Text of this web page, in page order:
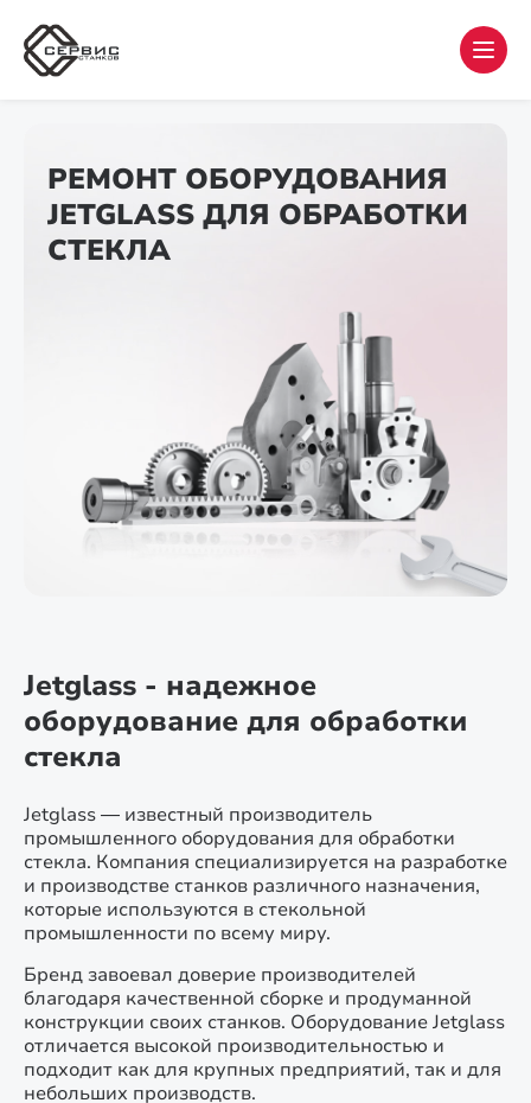
РЕМОНТ ОБОРУДОВАНИЯ
JETGLASS ДЛЯ ОБРАБОТКИ
СТЕКЛА
Jetglass - надежное
оборудование для обработки
стекла
Jetglass — известный производитель
промышленного оборудования для обработки
стекла. Компания специализируется на разработке
и производстве станков различного назначения,
которые используются в стекольной
промышленности по всему миру.
Бренд завоевал доверие производителей
благодаря качественной сборке и продуманной
конструкции своих станков. Оборудование Jetglass
отличается высокой производительностью и
подходит как для крупных предприятий, так и для
небольших производств.